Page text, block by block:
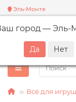
Эль-Монте
город — Эль-
Всё для